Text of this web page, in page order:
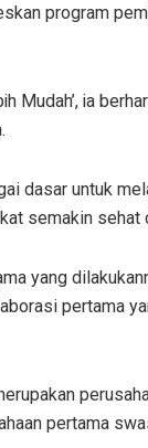
program
Mudah’, ia
dasar untuk
semakin sehat
yang
pertama
pertama